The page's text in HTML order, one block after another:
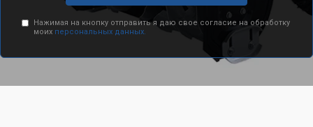
Нажимая на кнопку отправить я даю свое согласие на обработку
моих персональных данных.